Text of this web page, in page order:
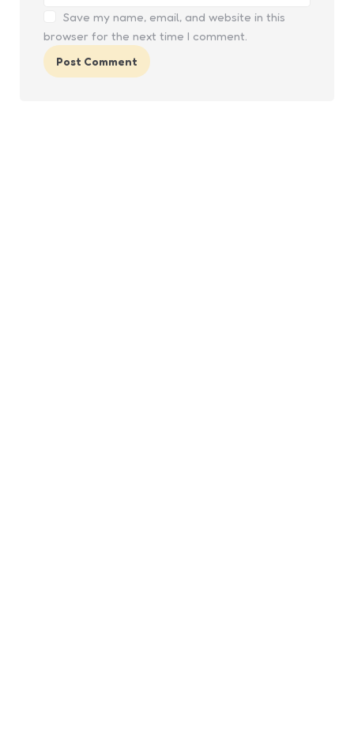
Save my name, email, and website in this
browser for the next time I comment.